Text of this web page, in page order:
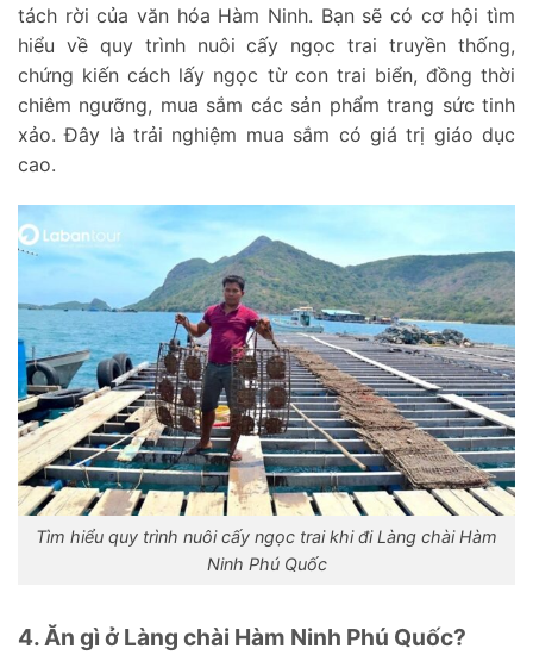
tách rời của văn hóa Hàm Ninh. Bạn sẽ có cơ hội tìm
hiểu về quy trình nuôi cấy ngọc trai truyền thống,
chứng kiến cách lấy ngọc từ con trai biển, đồng thời
chiêm ngưỡng, mua sắm các sản phẩm trang sức tinh
xảo. Đây là trải nghiệm mua sắm có giá trị giáo dục
cao.
Tìm hiểu quy trình nuôi cấy ngọc trai khi đi Làng chài Hàm
Ninh Phú Quốc
4. Ăn gì ở Làng chài Hàm Ninh Phú Quốc?